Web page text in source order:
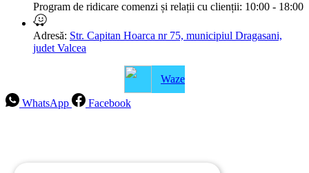
Program de ridicare comenzi și relații cu clienții: 10:00 - 18:00
Adresă: Str. Capitan Hoarca nr 75, municipiul Dragasani,
judet Valcea
Waze
WhatsApp
Facebook